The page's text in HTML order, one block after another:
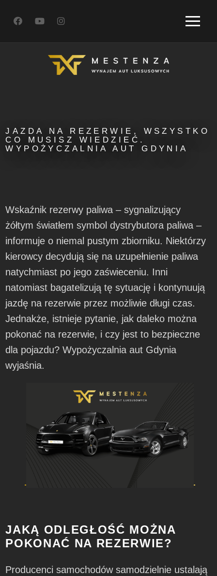
JAZDA NA REZERWIE, WSZYSTKO
CO MUSISZ WIEDZIEĆ.
WYPOŻYCZALNIA AUT GDYNIA
Wskaźnik rezerwy paliwa – sygnalizujący
żółtym światłem symbol dystrybutora paliwa –
informuje o niemal pustym zbiorniku. Niektórzy
kierowcy decydują się na uzupełnienie paliwa
natychmiast po jego zaświeceniu. Inni
natomiast bagatelizują tę sytuację i kontynuują
jazdę na rezerwie przez możliwie długi czas.
Jednakże, istnieje pytanie, jak daleko można
pokonać na rezerwie, i czy jest to bezpieczne
dla pojazdu? Wypożyczalnia aut Gdynia
wyjaśnia.
JAKĄ ODLEGŁOŚĆ MOŻNA
POKONAĆ NA REZERWIE?
Producenci samochodów samodzielnie ustalają